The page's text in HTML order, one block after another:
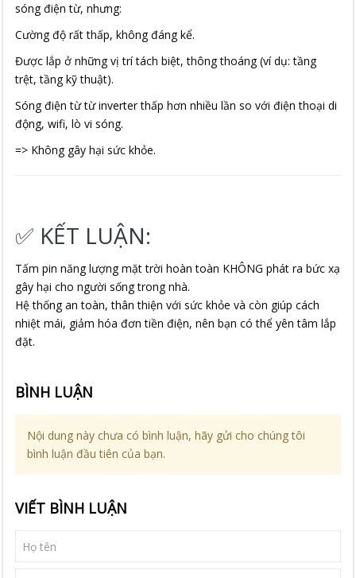
sóng điện từ, nhưng:
Cường độ rất thấp, không đáng kể.
Được lắp ở những vị trí tách biệt, thông thoáng (ví dụ: tầng
trệt, tầng kỹ thuật).
Sóng điện từ từ inverter thấp hơn nhiều lần so với điện thoại di
động, wifi, lò vi sóng.
=> Không gây hại sức khỏe.
✅ KẾT LUẬN:
Tấm pin năng lượng mặt trời hoàn toàn KHÔNG phát ra bức xạ
gây hại cho người sống trong nhà.
Hệ thống an toàn, thân thiện với sức khỏe và còn giúp cách
nhiệt mái, giảm hóa đơn tiền điện, nên bạn có thể yên tâm lắp
đặt.
BÌNH LUẬN
Nội dung này chưa có bình luận, hãy gửi cho chúng tôi
bình luận đầu tiên của bạn.
VIẾT BÌNH LUẬN